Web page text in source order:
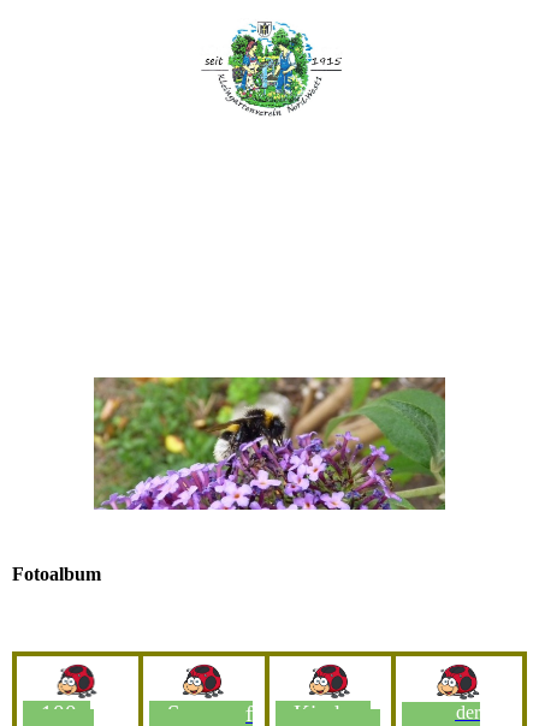
Fotoalbum
100 -
Sommerf
Kinder -
Bau der